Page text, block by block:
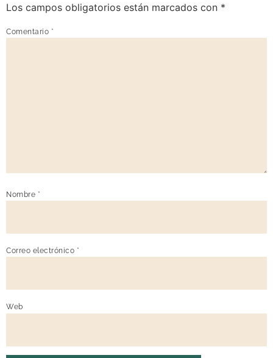
Los campos obligatorios están marcados con *
Comentario *
Nombre *
Correo electrónico *
Web